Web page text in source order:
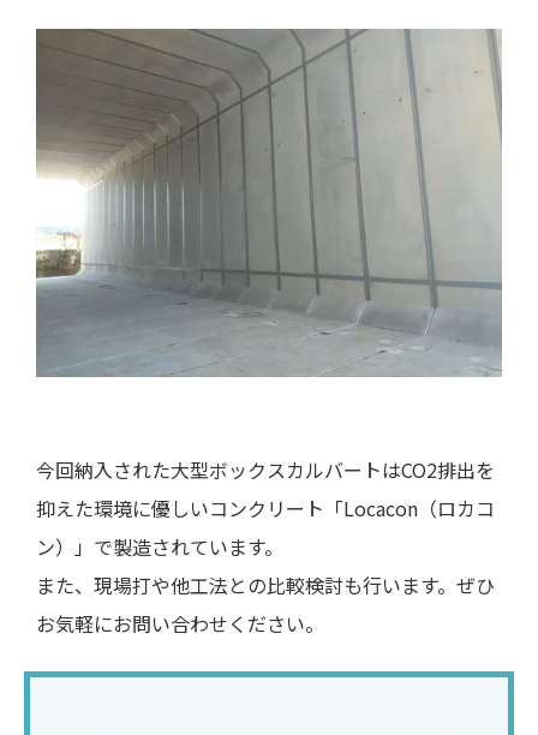
今回納入された大型ボックスカルバートはCO2排出を
抑えた環境に優しいコンクリート「Locacon（ロカコ
ン）」で製造されています。
また、現場打や他工法との比較検討も行います。ぜひ
お気軽にお問い合わせください。